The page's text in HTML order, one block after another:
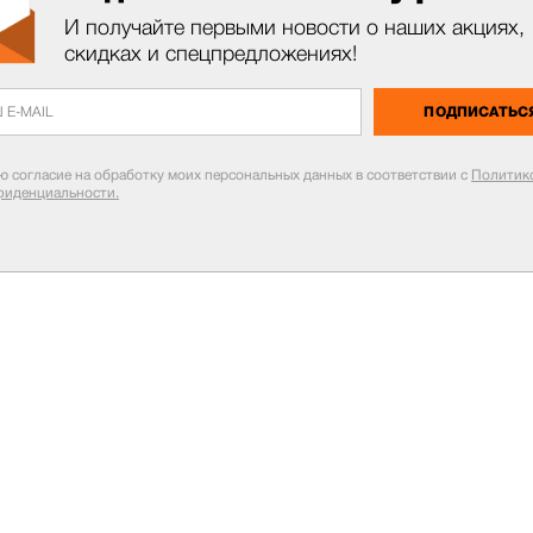
И получайте первыми новости о наших акциях,
скидках и спецпредложениях!
согласие на обработку моих персональных данных в соответствии с